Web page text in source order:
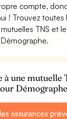
compte,
! Trouvez toutes
TNS et
à une mutuelle
Démographe
assurances